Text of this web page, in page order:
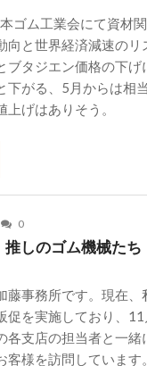
ゴム工業会にて資材
向と世界経済減速の
ブタジエン価格の下
下がる、5月からは相
上げはありそう。
0
推しのゴム機械たち
藤事務所です。現在
促を実施しており、
各支店の担当者と一
客様を訪問していま